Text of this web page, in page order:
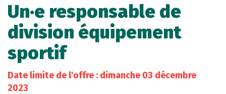
Un·e responsable de
division équipement
sportif
Date limite de l'offre : dimanche 03 décembre
2023